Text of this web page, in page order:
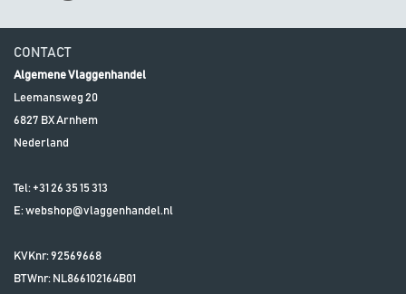
CONTACT
Algemene Vlaggenhandel
Leemansweg 20
6827 BXArnhem
Nederland
Tel: +31 26 35 15 313
E:webshop@vlaggenhandel.nl
KVKnr: 92569668
BTWnr: NL866102164B01